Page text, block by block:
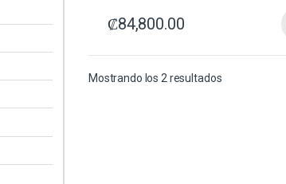
₡84,800.00
Mostrando los 2 resultados